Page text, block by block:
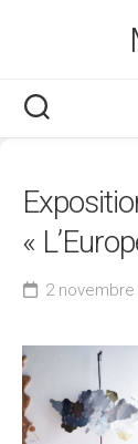
«
2 novembre